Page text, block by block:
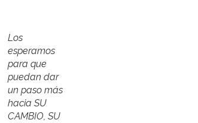
Los
esperamos
para que
puedan dar
un paso más
hacia SU
CAMBIO, SU